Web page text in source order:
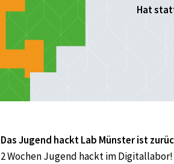
Hat
Das Jugend hackt Lab Münster ist
2 Wochen Jugend hackt im Digitallabor!